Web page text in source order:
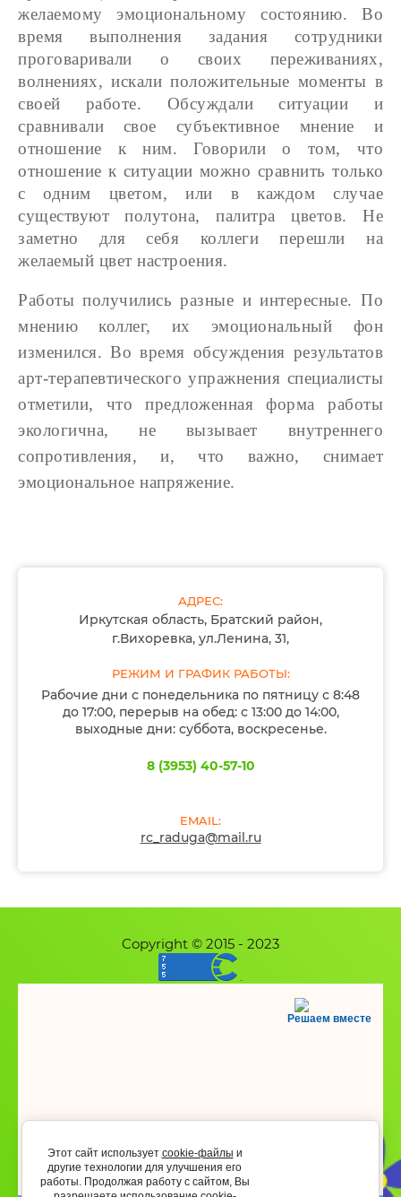
желаемому эмоциональному состоянию. Во
время выполнения задания сотрудники
проговаривали о своих переживаниях,
волнениях, искали положительные моменты в
своей работе. Обсуждали ситуации и
сравнивали свое субъективное мнение и
отношение к ним. Говорили о том, что
отношение к ситуации можно сравнить только
с одним цветом, или в каждом случае
существуют полутона, палитра цветов. Не
заметно для себя коллеги перешли на
желаемый цвет настроения.
Работы получились разные и интересные. По
мнению коллег, их эмоциональный фон
изменился. Во время обсуждения результатов
арт-терапевтического упражнения специалисты
отметили, что предложенная форма работы
экологична, не вызывает внутреннего
сопротивления, и, что важно, снимает
эмоциональное напряжение.
АДРЕС:
Иркутская область, Братский район,
г.Вихоревка, ул.Ленина, 31,
РЕЖИМ И ГРАФИК РАБОТЫ:
Рабочие дни с понедельника по пятницу с 8:48
до 17:00, перерыв на обед: с 13:00 до 14:00,
выходные дни: суббота, воскресенье.
8 (3953) 40-57-10
EMAIL:
rc_raduga@mail.ru
Copyright © 2015 - 2023
Этот сайт использует cookie-файлы и
другие технологии для улучшения его
работы. Продолжая работу с сайтом, Вы
Решаем вместе